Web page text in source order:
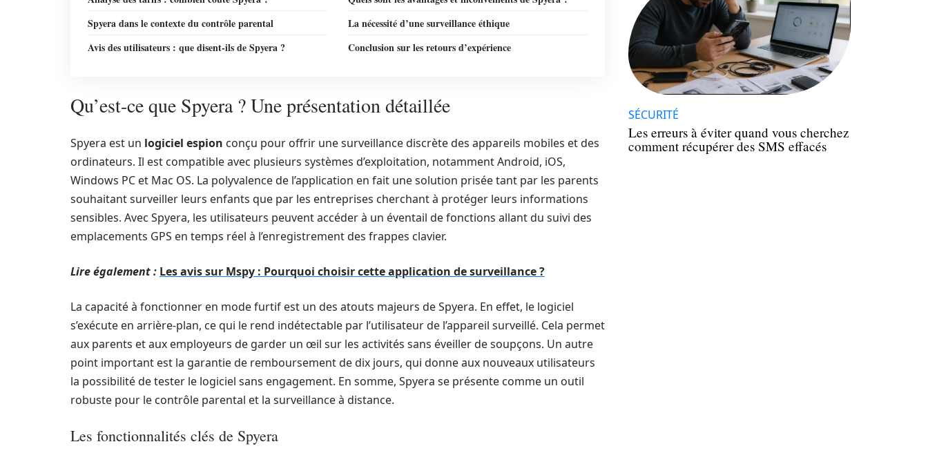
Spyera dans le contexte du contrôle parental
La nécessité d’une surveillance éthique
Avis des utilisateurs : que disent-ils de Spyera ?
Conclusion sur les retours d’expérience
Qu’est-ce que Spyera ? Une présentation détaillée
Spyera est un logiciel espion conçu pour offrir une surveillance discrète des appareils mobiles et des
ordinateurs. Il est compatible avec plusieurs systèmes d’exploitation, notamment Android, iOS,
Windows PC et Mac OS. La polyvalence de l’application en fait une solution prisée tant par les parents
souhaitant surveiller leurs enfants que par les entreprises cherchant à protéger leurs informations
sensibles. Avec Spyera, les utilisateurs peuvent accéder à un éventail de fonctions allant du suivi des
emplacements GPS en temps réel à l’enregistrement des frappes clavier.
Lire également : Les avis sur Mspy : Pourquoi choisir cette application de surveillance ?
La capacité à fonctionner en mode furtif est un des atouts majeurs de Spyera. En effet, le logiciel
s’exécute en arrière-plan, ce qui le rend indétectable par l’utilisateur de l’appareil surveillé. Cela permet
aux parents et aux employeurs de garder un œil sur les activités sans éveiller de soupçons. Un autre
point important est la garantie de remboursement de dix jours, qui donne aux nouveaux utilisateurs
la possibilité de tester le logiciel sans engagement. En somme, Spyera se présente comme un outil
robuste pour le contrôle parental et la surveillance à distance.
Les fonctionnalités clés de Spyera
SÉCURITÉ
Les erreurs à éviter quand vous cherchez
comment récupérer des SMS effacés